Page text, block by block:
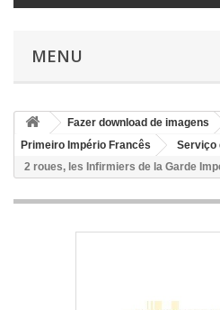
MENU
Fazer download de imagens
Primeiro Império Francês
Serviço
2 roues, les Infirmiers de la Garde